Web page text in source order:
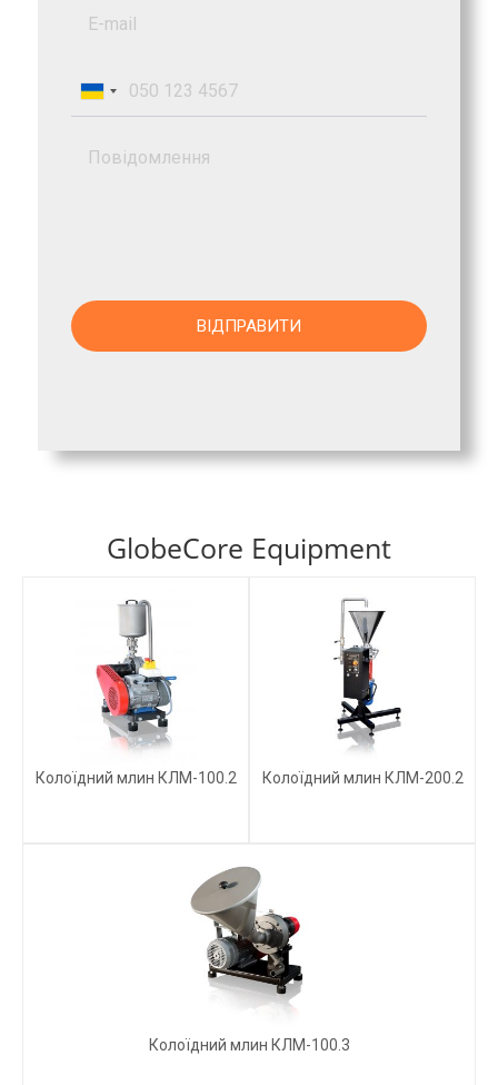
GlobeCore Equipment
Колоїдний млин КЛМ-100.2 Колоїдний млин КЛМ-200.2
Колоїдний млин КЛМ-100.3